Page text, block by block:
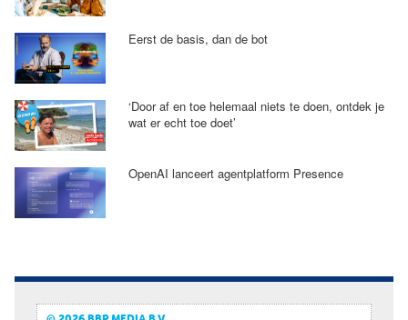
Eerst de basis, dan de bot
‘Door af en toe helemaal niets te doen, ontdek je
wat er echt toe doet’
OpenAI lanceert agentplatform Presence